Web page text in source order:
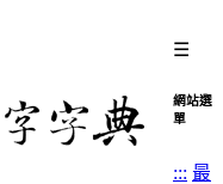
☰
網站選
單
::: 最